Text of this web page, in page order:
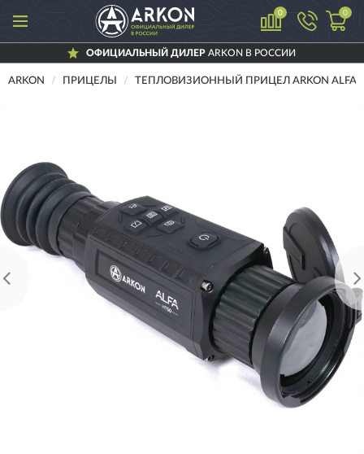
0 0
ОФИЦИАЛЬНЫЙ ДИЛЕРARKON В РОССИИ
ARKON ПРИЦЕЛЫ ТЕПЛОВИЗИОННЫЙ ПРИЦЕЛ ARKON ALFA